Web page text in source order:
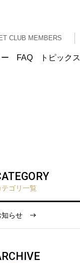
CLUB MEMBERS
FAQ トピックス
テゴリ一覧
知らせ